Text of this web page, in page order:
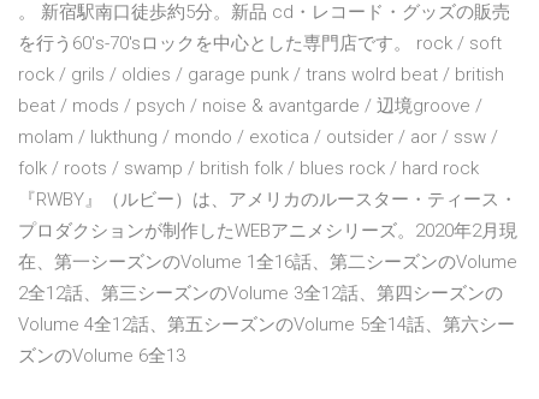
。 新宿駅南口徒歩約5分。新品 cd・レコード・グッズの販売
を行う60's-70'sロックを中心とした専門店です。 rock / soft
rock / grils / oldies / garage punk / trans wolrd beat / british
beat / mods / psych / noise & avantgarde / 辺境groove /
molam / lukthung / mondo / exotica / outsider / aor / ssw /
folk / roots / swamp / british folk / blues rock / hard rock
『RWBY』（ルビー）は、アメリカのルースター・ティース・
プロダクションが制作したWEBアニメシリーズ。2020年2月現
在、第一シーズンのVolume 1全16話、第二シーズンのVolume
2全12話、第三シーズンのVolume 3全12話、第四シーズンの
Volume 4全12話、第五シーズンのVolume 5全14話、第六シー
ズンのVolume 6全13